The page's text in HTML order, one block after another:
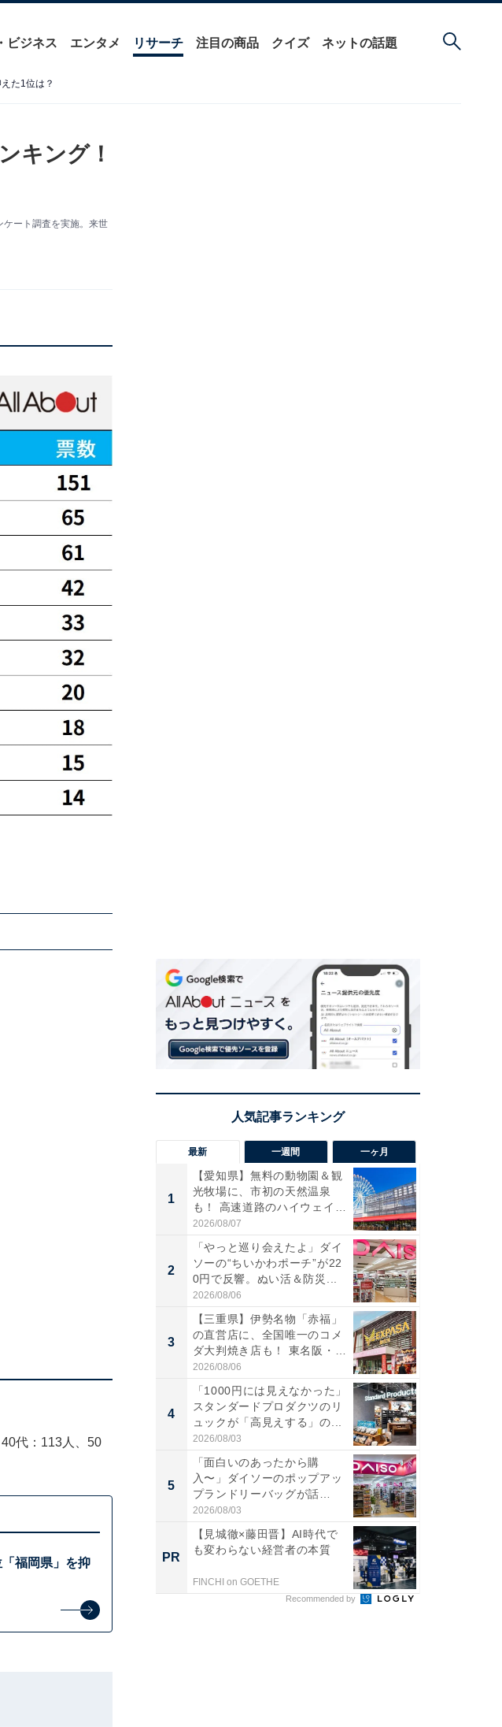
ビジネス エンタメ リサーチ 注目の商品 クイズ ネットの話題
た1位は？
キング！
ート調査を実施。来世
代：113人、50
福岡県」を抑
最新 一週間 一ヶ月
1
【愛知県】無料の動物園＆観
光牧場に、市初の天然温泉
も！ 高速道路のハイウェイオ
ア...
2026/08/07
2
「やっと巡り会えたよ」ダイ
ソーの“ちいかわポーチ”が22
0円で反響。ぬい活＆防災...
2026/08/06
3
【三重県】伊勢名物「赤福」
の直営店に、全国唯一のコメ
ダ大判焼き店も！ 東名阪・
伊...
2026/08/06
4
「1000円には見えなかった」
スタンダードプロダクツのリ
ュックが「高見えする」の...
2026/08/03
5
「面白いのあったから購
入〜」ダイソーのポップアッ
プランドリーバッグが話
題。“さま...
2026/08/03
PR
【見城徹×藤田晋】AI時代で
も変わらない経営者の本質
FINCHI on GOETHE
Recommended by